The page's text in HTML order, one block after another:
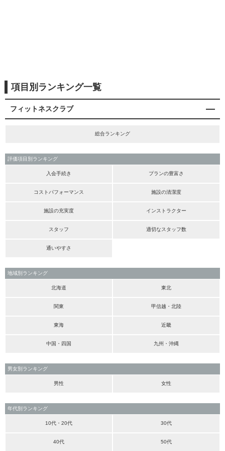
項目別ランキング一覧
フィットネスクラブ
総合ランキング
評価項目別ランキング
入会手続き プランの豊富さ
コストパフォーマンス 施設の清潔度
施設の充実度 インストラクター
スタッフ 適切なスタッフ数
通いやすさ
地域別ランキング
北海道 東北
関東 甲信越・北陸
東海 近畿
中国・四国 九州・沖縄
男女別ランキング
男性 女性
年代別ランキング
10代・20代 30代
40代 50代